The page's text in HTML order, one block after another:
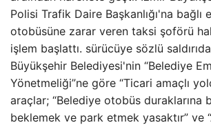
Polisi Trafik Daire Başkanlığı'na bağlı
otobüsüne zarar veren taksi şoförü
işlem başlattı. sürücüye sözlü
Büyükşehir Belediyesi'nin “Belediye
Yönetmeliği”ne göre “Ticari amaçlı
araçlar; “Belediye otobüs duraklarına
beklemek ve park etmek yasaktır” ve